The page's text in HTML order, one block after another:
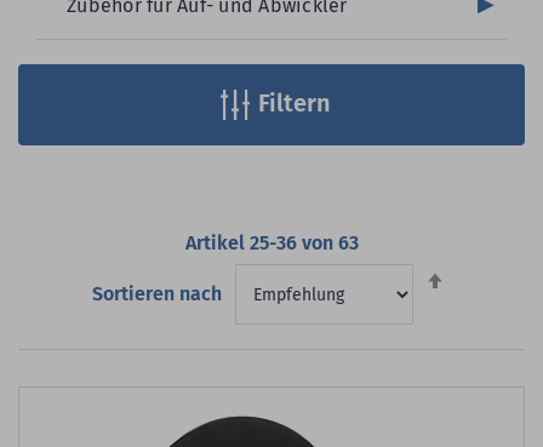
Zubehör für Auf- und Abwickler
Artikel 25-36von 63
Sortieren nach
Filtern